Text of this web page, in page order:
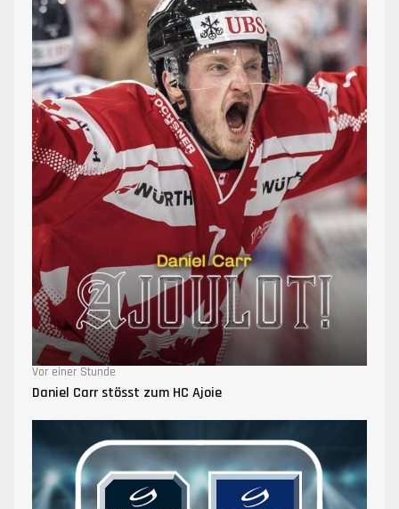
Vor einer Stunde
Daniel Carr stösst zum HC Ajoie